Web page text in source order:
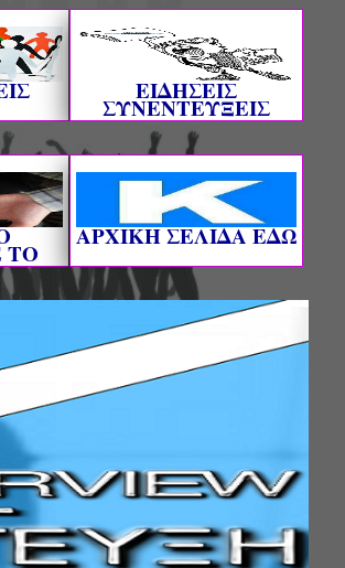
ΕΙΔΗΣΕΙΣ
ΣΥΝΕΝΤΕΥΞΕΙΣ
ΤΟ
AΡΧΙΚΗ ΣΕΛΙΔΑ ΕΔΩ